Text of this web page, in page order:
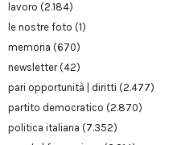
lavoro (2.184)
le nostre foto (1)
memoria (670)
newsletter(42)
pari opportunità | diritti (2.477)
partito democratico (2.870)
politica italiana (7.352)